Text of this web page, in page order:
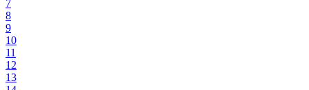
7
8
9
10
11
12
13